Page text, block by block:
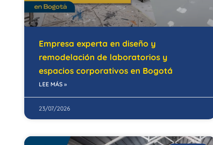
Empresa experta en diseño y
remodelación de laboratorios y
espacios corporativos en Bogotá
LEE MÁS »
23/07/2026